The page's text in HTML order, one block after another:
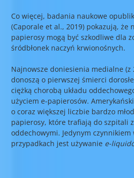
Co więcej, badania naukowe
(Caporale et al., 2019) pokazują, że
papierosy mogą być szkodliwe dla
śródbłonek naczyń krwionośnych.
Najnowsze doniesienia medialne (z
donoszą o pierwszej śmierci
ciężką chorobą układu
użyciem e-papierosów.
o coraz większej liczbie bardzo
papierosy, które trafiają do szpitali
oddechowymi. Jedynym
przypadkach jest używanie e-